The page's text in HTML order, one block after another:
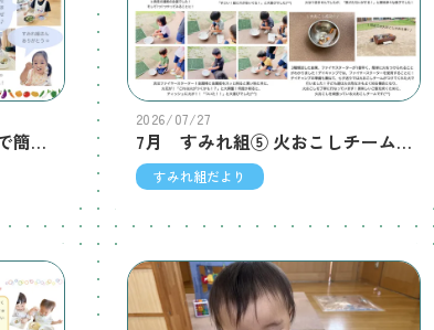
７月 さくら組⑧ きゅうりで簡単ミニクッキング♪
2026/07/27
7月 すみれ組⑤ 火おこしチームの火おこし日記！
すみれ組だより